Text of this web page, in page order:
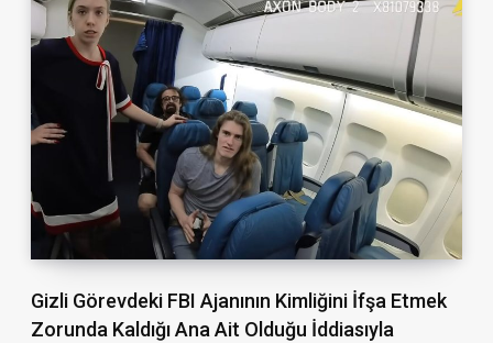
Gizli Görevdeki FBI Ajanının Kimliğini İfşa Etmek
Zorunda Kaldığı Ana Ait Olduğu İddiasıyla